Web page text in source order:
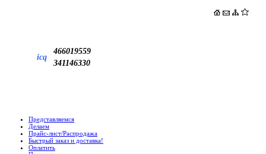
icq
466019559
341146330
Представляемся
Делаем
Прайс-лист/Распродажа
Быстрый заказ и доставка!
Оплатить